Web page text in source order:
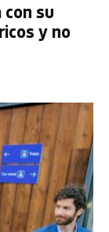
con su
y no